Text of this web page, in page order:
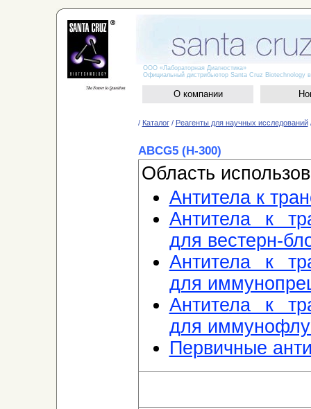
ООО «Лабораторная Диагностика»
Официальный дистрибьютор Santa Cruz Biotechnology
О компании
/ Каталог/ Реагенты для научных исследований
ABCG5 (H-300)
Область
Антитела к
Антитела к
для вестерн-
Антитела к
для
Антитела к
для
Первичные